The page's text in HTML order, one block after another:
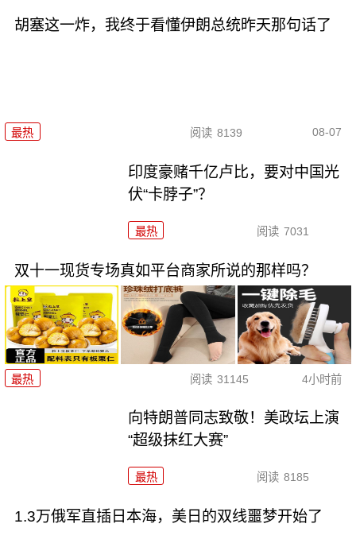
胡塞这一炸，我终于看懂伊朗总统昨天那句话了
最热 阅读 8139 08-07
印度豪赌千亿卢比，要对中国光
伏“卡脖子”？
最热 阅读 7031
双十一现货专场真如平台商家所说的那样吗？
最热 阅读 31145 4小时前
向特朗普同志致敬！美政坛上演
“超级抹红大赛”
最热 阅读 8185
1.3万俄军直插日本海，美日的双线噩梦开始了